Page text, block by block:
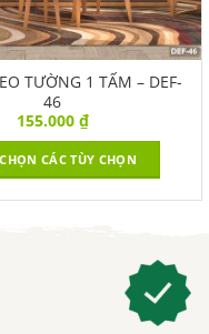
TƯỜNG 1 TẤM – DEF-
46
155.000 ₫
CÁC TÙY CHỌN